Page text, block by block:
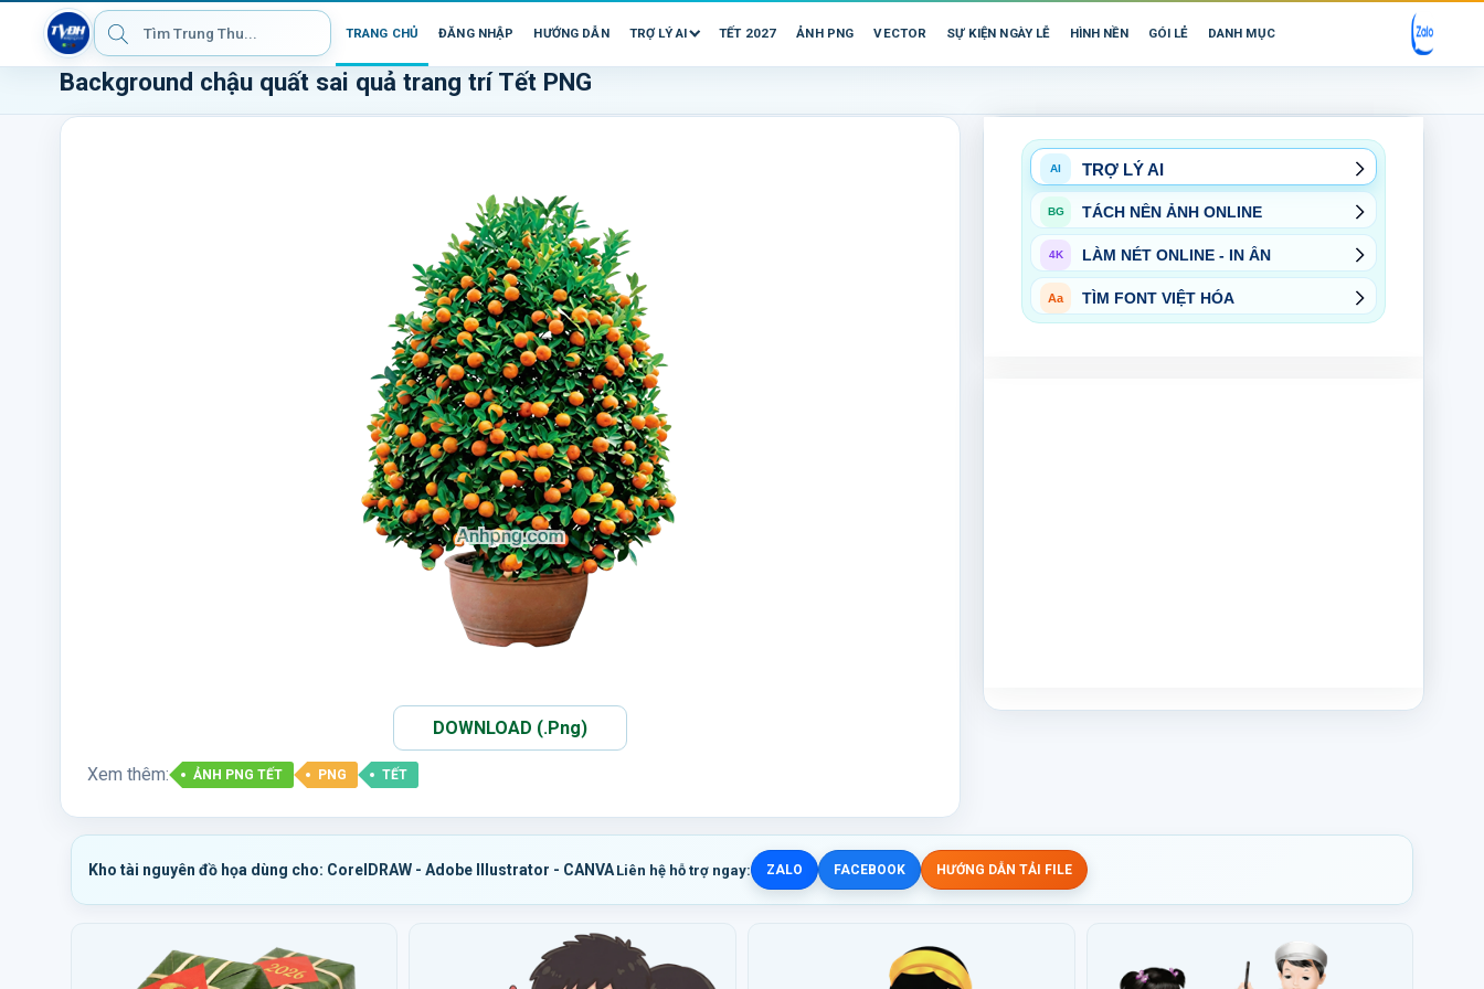
TRANG CHỦ ĐĂNG NHẬP HƯỚNG DẪN TRỢ LÝ AI TẾT 2027 ẢNH PNG VECTOR SỰ KIỆN NGÀY LỄ HÌNH NỀN GÓI LẺ DANH MỤC
Background chậu quất sai quả trang trí Tết PNG
DOWNLOAD (.Png)
Xem thêm: ẢNH PNG TẾT PNG TẾT
AI TRỢ LÝ AI
BG TÁCH NỀN ẢNH ONLINE
4K LÀM NÉT ONLINE - IN ẤN
Aa TÌM FONT VIỆT HÓA
Kho tài nguyên đồ họa dùng cho: CorelDRAW - Adobe Illustrator - CANVA Liên hệ hỗ trợ ngay: ZALO FACEBOOK HƯỚNG DẪN TẢI FILE